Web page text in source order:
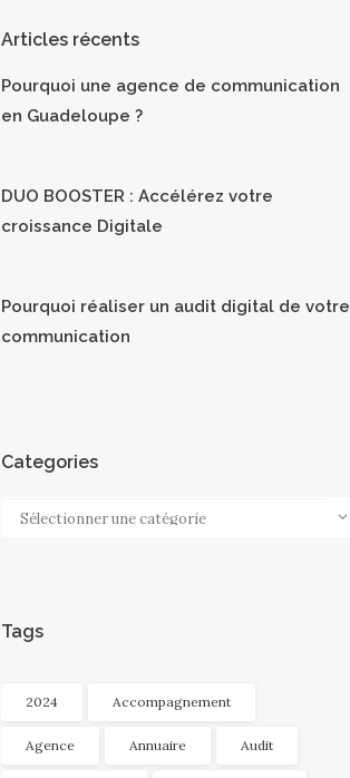
Articles récents
Pourquoi une agence de communication
en Guadeloupe ?
DUO BOOSTER : Accélérez votre
croissance Digitale
Pourquoi réaliser un audit digital de votre
communication
Categories
Categories
Tags
2024 Accompagnement
Agence Annuaire Audit